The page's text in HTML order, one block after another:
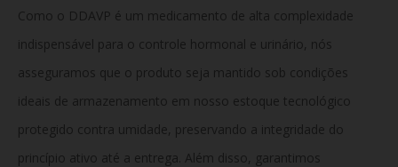
Como o DDAVP é um medicamento de alta complexidade
indispensável para o controle hormonal e urinário, nós
asseguramos que o produto seja mantido sob condições
ideais de armazenamento em nosso estoque tecnológico
protegido contra umidade, preservando a integridade do
princípio ativo até a entrega. Além disso, garantimos